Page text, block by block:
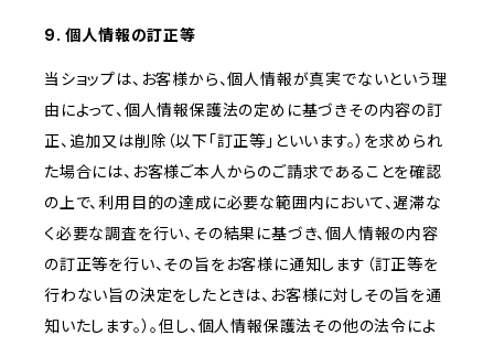
9. 個人情報の訂正等
当ショップは、お客様から、個人情報が真実でないという理
由によって、個人情報保護法の定めに基づきその内容の訂
正、追加又は削除（以下「訂正等」といいます。）を求められ
た場合には、お客様ご本人からのご請求であることを確認
の上で、利用目的の達成に必要な範囲内において、遅滞な
く必要な調査を行い、その結果に基づき、個人情報の内容
の訂正等を行い、その旨をお客様に通知します（訂正等を
行わない旨の決定をしたときは、お客様に対しその旨を通
知いたします。）。但し、個人情報保護法その他の法令によ